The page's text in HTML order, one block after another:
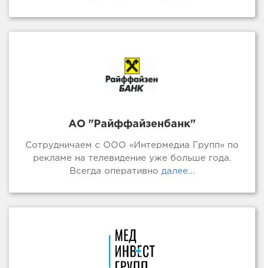
АО "Райффайзенбанк"
Сотрудничаем с ООО «Интермедиа Групп» по
рекламе на телевидение уже больше года.
Всегда оперативно далее...